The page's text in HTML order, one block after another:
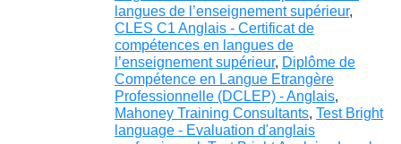
langues de l’enseignement supérieur,
CLES C1 Anglais - Certificat de
compétences en langues de
l’enseignement supérieur, Diplôme de
Compétence en Langue Etrangère
Professionnelle (DCLEP) - Anglais,
Mahoney Training Consultants, Test Bright
language - Evaluation d'anglais